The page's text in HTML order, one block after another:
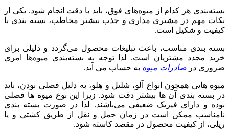
بسته‌بندی هر کدام از میوه‌های فوق، باید با دقت انجام شود. یکی از
نکات مهم در مشتری مداری و جذب بیشتر مخاطب، بسته بندی با
کیفیت و شکیل است.
بسته بندی مناسب، باعث تبلیغات محصول می‌گردد و دلیلی برای
خرید مجدد مشتریان است. لذا توجه به بسته‌بندی میوه‌ها امری
ضروری در صادرات میوه به حساب می آید.
میوه هایی همچون انواع آلو، شلیل و هلو، به دلیل فصلی بودن، باید
در بسته بندی آن ها بیشتر دقت شود. زیرا این نوع میوه ها فصلی
بوده و دارای فیزیک ضعیفی می‌باشند. لذا در صورت بسته بندی
نامناسب ممکن است در زمان حمل و نقل از طریق کشتی و یا
ریلی، از کیفیت محصول در مقصد کاسته شود.